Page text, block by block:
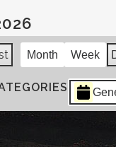
Month Week